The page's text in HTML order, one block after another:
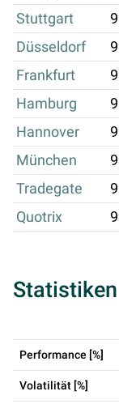
Stuttgart
Düsseldorf
Frankfurt
Hamburg
Hannover
München
Tradegate
Quotrix
Statistiken
Performance [%]
Volatilität [%]